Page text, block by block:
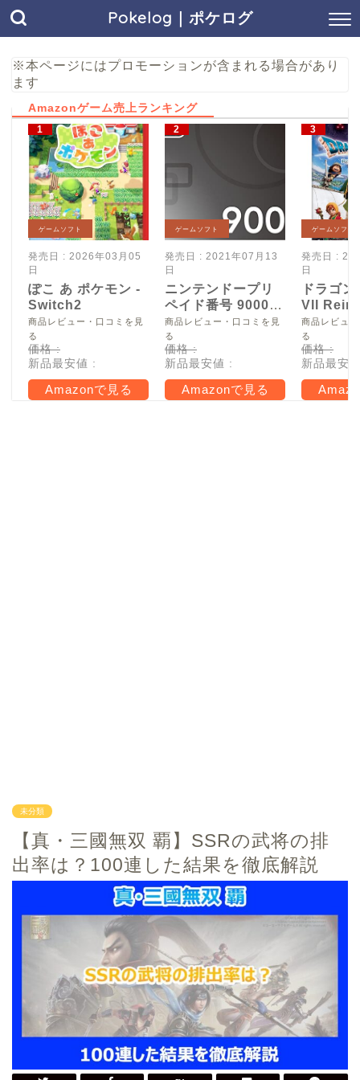
Pokelog｜ポケログ
※本ページにはプロモーションが含まれる場合があり
ます
Amazonゲーム売上ランキング
ゲームソフト
発売日 : 2026年03月05
日
ぽこ あ ポケモン -
Switch2
商品レビュー・口コミを見
る
価格 :
新品最安値 :
Amazonで見る
ゲームソフト
発売日 : 2021年07月13
日
ニンテンドープリ
ペイド番号 9000
円|オンラインコー
ド版
商品レビュー・口コミを見
る
価格 :
新品最安値 :
Amazonで見る
ゲームソフト
発売日 :
日
ドラゴ
VII
Switch2
商品レビュ
る
価格 :
新品最安
未分類
【真・三國無双 覇】SSRの武将の排
出率は？100連した結果を徹底解説